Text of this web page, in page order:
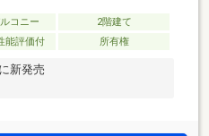
コニー
2階建て
能評価付 所有権
新発売